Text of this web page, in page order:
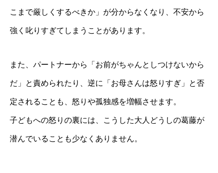
こまで厳しくするべきか」が分からなくなり、不安から
強く叱りすぎてしまうことがあります。
また、パートナーから「お前がちゃんとしつけないから
だ」と責められたり、逆に「お母さんは怒りすぎ」と否
定されることも、怒りや孤独感を増幅させます。
子どもへの怒りの裏には、こうした大人どうしの葛藤が
潜んでいることも少なくありません。